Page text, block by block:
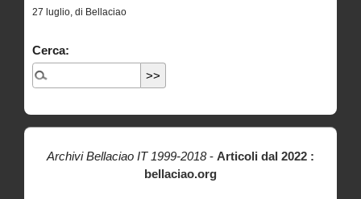
27 luglio, di Bellaciao
Cerca:
Archivi Bellaciao IT 1999-2018- Articoli dal 2022 :
bellaciao.org